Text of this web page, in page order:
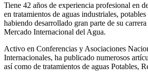
Tiene 42 años de experiencia profesional en
en tratamientos de aguas industriales,
habiendo desarrollado gran parte de su
Mercado Internacional del Agua.
Activo en Conferencias y Asociaciones
Internacionales, ha publicado numerosos
así como de tratamientos de aguas Potables,